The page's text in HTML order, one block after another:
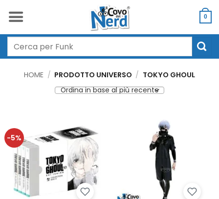
0
Cerca:
HOME / PRODOTTO UNIVERSO / TOKYO GHOUL
-5%